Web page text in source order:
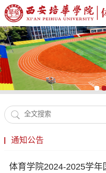
通知公告
体育学院2024-2025学